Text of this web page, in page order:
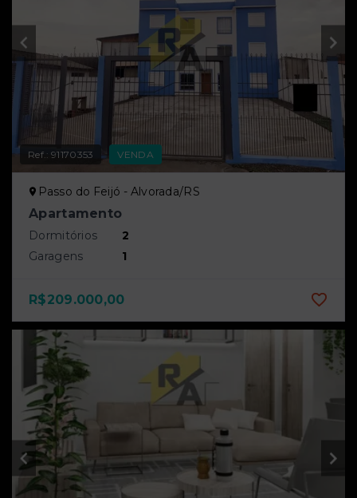
Ref.:91170353 VENDA
Passo do Feijó - Alvorada/RS
Apartamento
Dormitórios
2
Garagens
1
R$209.000,00